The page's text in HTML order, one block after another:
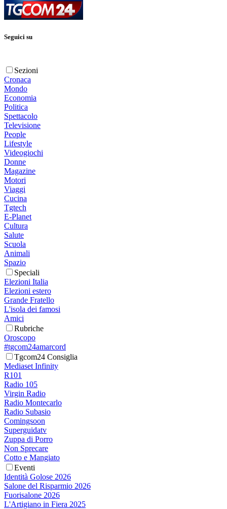
Seguici su
Sezioni
Cronaca
Mondo
Economia
Politica
Spettacolo
Televisione
People
Lifestyle
Videogiochi
Donne
Magazine
Motori
Viaggi
Cucina
Tgtech
E-Planet
Cultura
Salute
Scuola
Animali
Spazio
Speciali
Elezioni Italia
Elezioni estero
Grande Fratello
L'isola dei famosi
Amici
Rubriche
Oroscopo
#tgcom24amarcord
Tgcom24 Consiglia
Mediaset Infinity
R101
Radio 105
Virgin Radio
Radio Montecarlo
Radio Subasio
Comingsoon
Superguidatv
Zuppa di Porro
Non Sprecare
Cotto e Mangiato
Eventi
Identità Golose 2026
Salone del Risparmio 2026
Fuorisalone 2026
L'Artigiano in Fiera 2025